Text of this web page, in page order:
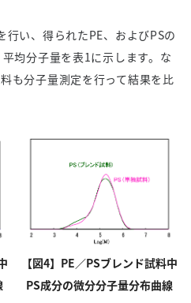
い、得られたPE、およびPSの
均分子量を表1に示します。な
も分子量測定を行って結果を比
【図4】PE／PSブレンド試料中
PS成分の微分分子量分布曲線